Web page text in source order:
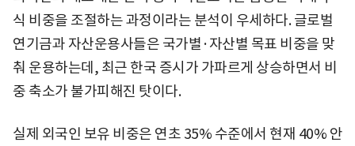
식 비중을 조절하는 과정이라는 분석이 우세하다. 글로벌
연기금과 자산운용사들은 국가별·자산별 목표 비중을 맞
춰 운용하는데, 최근 한국 증시가 가파르게 상승하면서 비
중 축소가 불가피해진 탓이다.
실제 외국인 보유 비중은 연초 35% 수준에서 현재 40% 안